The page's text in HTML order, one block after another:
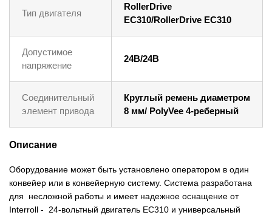
Тип двигателя
RollerDrive
EC310/RollerDrive EC310
Допустимое
напряжение
24В/24В
Соединительный
элемент привода
Круглый ремень диаметром
8 мм/ PolyVee 4-реберный
Описание
Оборудование может быть установлено оператором в один
конвейер или в конвейерную систему. Система разработана
для несложной работы и имеет надежное оснащение от
Interroll - 24-вольтный двигатель EC310 и универсальный